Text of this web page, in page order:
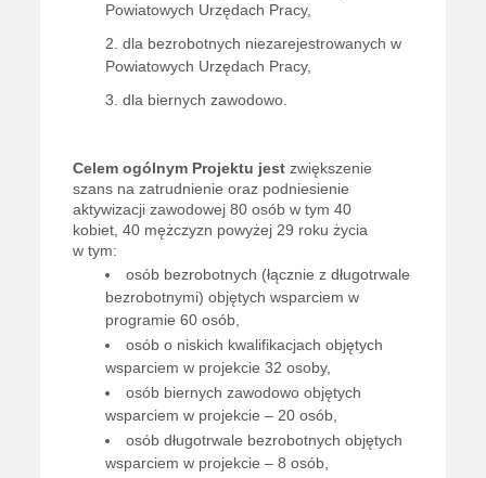
Powiatowych Urzędach Pracy,
dla bezrobotnych niezarejestrowanych w
Powiatowych Urzędach Pracy,
dla biernych zawodowo.
Celem ogólnym Projektu jest zwiększenie
szans na zatrudnienie oraz podniesienie
aktywizacji zawodowej 80 osób w tym 40
kobiet, 40 mężczyzn powyżej 29 roku życia
w tym:
osób bezrobotnych (łącznie z długotrwale
bezrobotnymi) objętych wsparciem w
programie 60 osób,
osób o niskich kwalifikacjach objętych
wsparciem w projekcie 32 osoby,
osób biernych zawodowo objętych
wsparciem w projekcie – 20 osób,
osób długotrwale bezrobotnych objętych
wsparciem w projekcie – 8 osób,